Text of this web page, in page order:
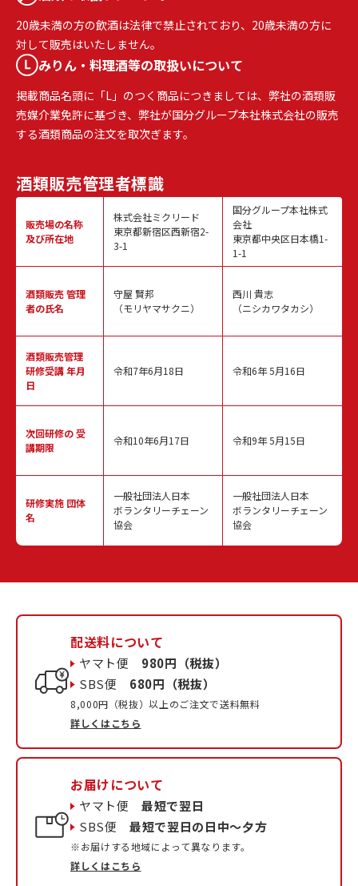
20歳未満の方の飲酒は法律で禁止されており、20歳未満の方に
対して販売はいたしません。
みりん・料理酒等の取扱いについて
掲載商品名頭に「L」のつく商品につきましては、弊社の酒類販
売媒介業免許に基づき、弊社が国分グループ本社株式会社の販売
する酒類商品の注文を取次ぎます。
酒類販売管理者標識
販売場の名称
及び所在地
酒類販売管理
者の氏名
酒類販売管理
研修受講 年月
日
次回研修の受
講期限
研修実施 団体
名
株式会社ミクリード
東京都新宿区西新宿2-
3-1
守屋 賢邦
（モリヤマサクニ）
令和7年6月18日
令和10年6月17日
一般社団法人日本
ボランタリーチェーン
協会
国分グループ本社株式
会社
東京都中央区日本橋1-
1-1
西川 貴志
（ニシカワタカシ）
令和6年 5月16日
令和9年 5月15日
一般社団法人日本
ボランタリーチェーン
協会
配送料について
ヤマト便 980円（税抜）
SBS便 680円（税抜）
8,000円（税抜）以上のご注文で送料無料
詳しくはこちら
お届けについて
ヤマト便最短で翌日
SBS便最短で翌日の日中〜夕方
※お届けする地域によって異なります。
詳しくはこちら